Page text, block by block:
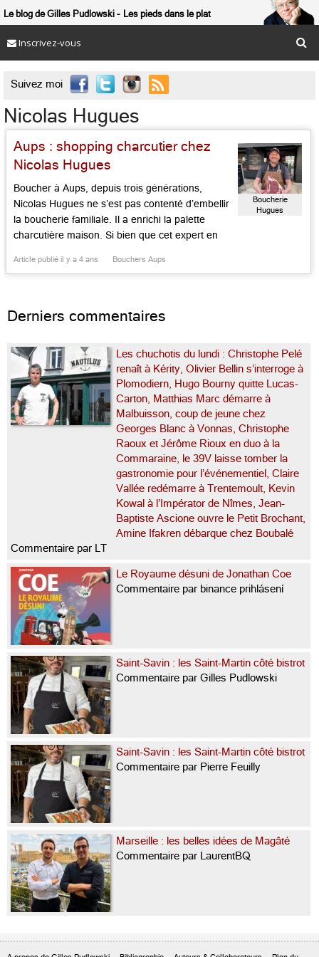
Le blog de Gilles Pudlowski Les pieds dans le plat
Inscrivez-vous
Suivez moi 
Nicolas Hugues
Aups : shopping charcutier chez
Nicolas Hugues
Boucher à Aups, depuis trois générations,
Nicolas Hugues ne s’est pas contenté d’embellir
la boucherie familiale. Il a enrichi la palette
charcutière maison. Si bien que cet expert en
l’Allier, l’est devenu aussi en fromage de tête,
Article publié il y a 4 ans Bouchers Aups
Boucherie
Hugues
Derniers commentaires
Les chuchotis du lundi : Christophe Pelé
renaît à Kérity, Olivier Bellin s’interroge à
Plomodiern, Hugo Bourny quitte Lucas-
Carton, Matthias Marc démarre à
Malbuisson, coup de jeune chez
Georges Blanc à Vonnas, Christophe
Raoux et Jérôme Rioux en duo à la
Commaraine, le 39V laisse tomber la
gastronomie pour l’événementiel, Claire
Vallée redémarre à Trentemoult, Kevin
Kowal à l’Impérator de Nîmes, Jean-
Baptiste Ascione ouvre le Petit Brochant,
Amine Ifakren débarque chez Boubalé
Commentaire par LT
Le Royaume désuni de Jonathan Coe
Commentaire par binance prihlásení
Saint-Savin : les Saint-Martin côté bistrot
Commentaire par Gilles Pudlowski
Saint-Savin : les Saint-Martin côté bistrot
Commentaire par Pierre Feuilly
Marseille : les belles idées de Magâté
Commentaire par LaurentBQ